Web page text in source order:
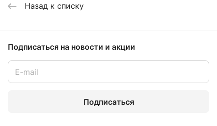
Назад к списку
Подписаться на новости и акции
Подписаться